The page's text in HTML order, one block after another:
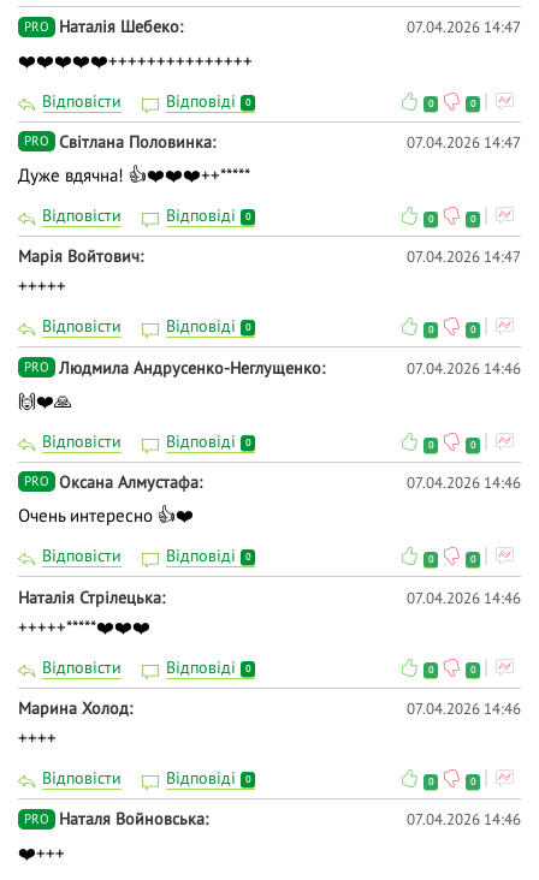
PRO Наталія Шебеко 07.04.2026 14:47
❤️❤️❤️❤️❤️+++++++++++++++
Відповісти Відповіді 0 0 0
PRO Світлана Половинка 07.04.2026 14:47
Дуже вдячна! 👍❤️❤️❤️++*****
Відповісти Відповіді 0 0 0
Марія Войтович 07.04.2026 14:47
+++++
Відповісти Відповіді 0 0 0
PRO Людмила Андрусенко-Неглущенко 07.04.2026 14:46
🙌❤️🙏
Відповісти Відповіді 0 0 0
PRO Оксана Алмустафа 07.04.2026 14:46
Очень интересно 👍❤️
Відповісти Відповіді 0 0 0
Наталія Стрілецька 07.04.2026 14:46
+++++*****❤️❤️❤️
Відповісти Відповіді 0 0 0
Марина Холод 07.04.2026 14:46
++++
Відповісти Відповіді 0 0 0
PRO Наталя Войновська 07.04.2026 14:46
❤️+++